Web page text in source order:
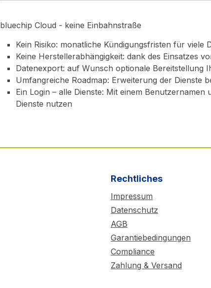
bluechip Cloud - keine Einbahnstraße
Kein Risiko: monatliche Kündigungsfristen für viele
Keine Herstellerabhängigkeit: dank des Einsatzes
Datenexport: auf Wunsch optionale Bereitstellung
Umfangreiche Roadmap: Erweiterung der Dienste
Ein Login – alle Dienste: Mit einem Benutzernamen
Dienste nutzen
Rechtliches
Impressum
Datenschutz
AGB
Garantiebedingungen
Compliance
Zahlung & Versand